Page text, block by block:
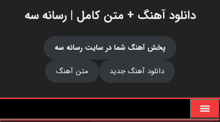
دانلود آهنگ + متن کامل | رسانه سه
پخش آهنگ شما در سایت رسانه سه
دانلود آهنگ جدید
متن آهنگ